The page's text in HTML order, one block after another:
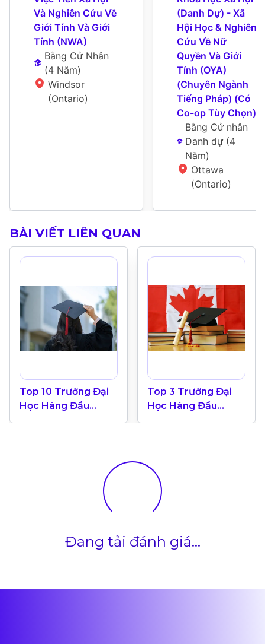
Và Nghiên Cứu Về
Giới Tính Và Giới
Tính (NWA)
Bằng Cử Nhân
(4 Năm)
Windsor
(Ontario)
(Danh Dự) - Xã
Hội Học & Nghiên
Cứu Về Nữ
Quyền Và Giới
Tính (OYA)
(Chuyên Ngành
Tiếng Pháp) (Có
Co-op Tùy Chọn)
Bằng Cử nhân
Danh dự (4
Năm)
Ottawa
(Ontario)
BÀI VIẾT LIÊN QUAN
Top 10 Trường Đại
Học Hàng Đầu
Canada 2024
Top 3 Trường Đại
Học Hàng Đầu
Canada Theo Bảng
Đang tải đánh giá...